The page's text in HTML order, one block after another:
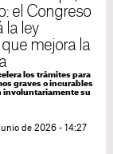
el Congreso
la ley
mejora la
los trámites para
graves o incurables
involuntariamente su
de 2026 - 14:27